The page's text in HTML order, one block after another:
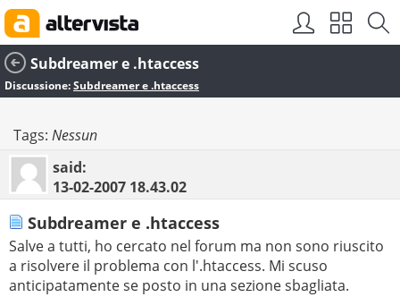
Subdreamer e .htaccess
Discussione:Subdreamer e .htaccess
Tags: Nessun
said:
13-02-2007 18.43.02
Subdreamer e .htaccess
Salve a tutti, ho cercato nel forum ma non sono riuscito
a risolvere il problema con l'.htaccess. Mi scuso
anticipatamente se posto in una sezione sbagliata.